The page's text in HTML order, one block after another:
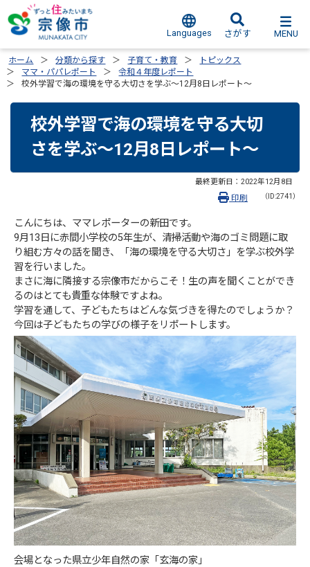
Languages さがす MENU
ホーム 分類から探す 子育て・教育
トピックス
ママ・パパレポート
令和４年度レポート
校外学習で海の環境を守る大切さを学ぶ～12月8日レポート～
校外学習で海の環境を守る大切
さを学ぶ～12月8日レポート～
最終更新日： 2022年12月8日
（ID:2741）
印刷
こんにちは、ママレポーターの新田です。
9月13日に赤間小学校の5年生が、清掃活動や海のゴミ問題に取
り組む方々の話を聞き、「海の環境を守る大切さ」を学ぶ校外学
習を行いました。
まさに海に隣接する宗像市だからこそ！生の声を聞くことができ
るのはとても貴重な体験ですよね。
学習を通して、子どもたちはどんな気づきを得たのでしょうか？
今回は子どもたちの学びの様子をリポートします。
会場となった県立少年自然の家「玄海の家」